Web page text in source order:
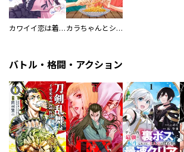
カワイイ恋は着飾らない カラちゃんとシトーさんと、 【分冊版】
バトル・格闘・アクション